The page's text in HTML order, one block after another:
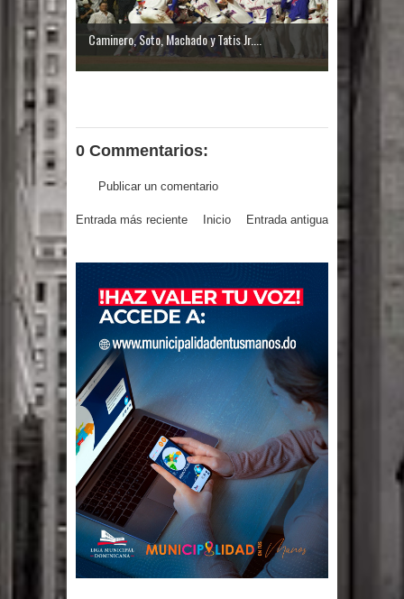
El PRM tendrá desde el próximo
domingo una dirección de hombres
Caminero, Soto, Machado y Tatis Jr....
0 Commentarios:
Publicar un comentario
Entrada más reciente Entrada antigua
Inicio